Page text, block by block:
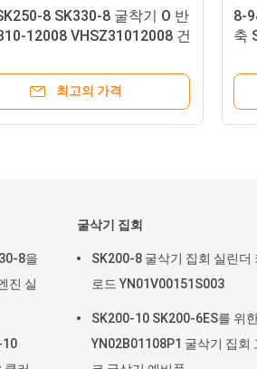
8 SK330-8 굴착기 O 반
12008 VHSZ31012008 건
최고의 가격
8-
축
8을
진 실
10
굴삭기 집회
SK200-8 굴삭기 집회 실린더
로드 YN01V00151S003
SK200-10 SK200-6ES를 위
YN02B01108P1 굴삭기 집회